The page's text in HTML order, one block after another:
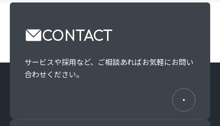
CONTACT
サービスや採用など、 ご相談あればお気軽にお問い
合わせください。